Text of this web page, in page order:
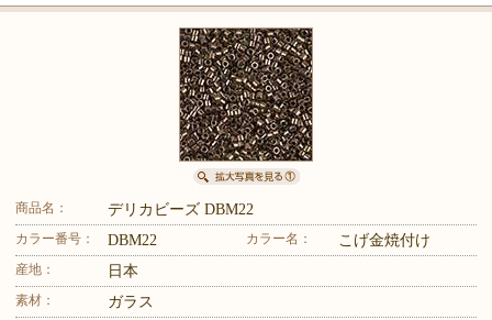
商品名： デリカビーズ DBM22
カラー番号： DBM22 カラー名： こげ金焼付け
産地： 日本
素材： ガラス